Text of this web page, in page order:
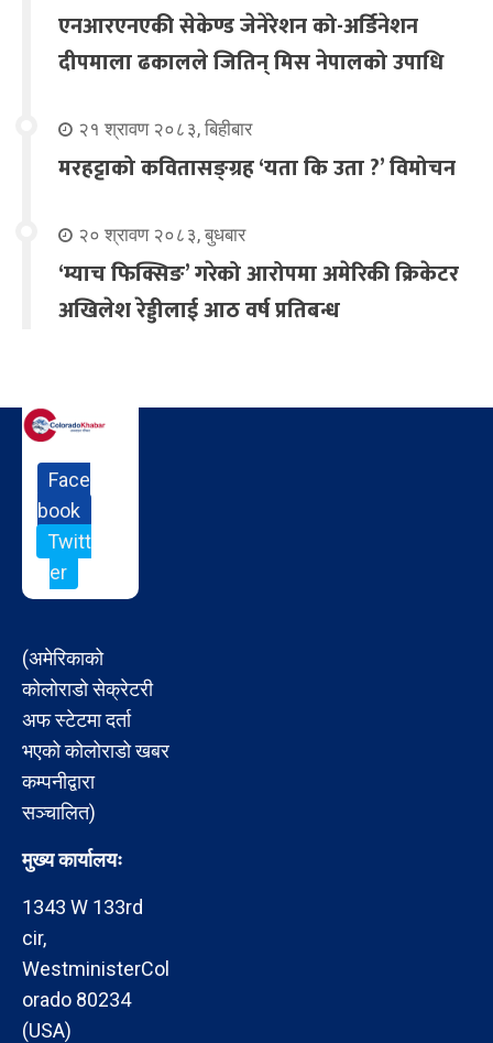
एनआरएनएकी सेकेण्ड जेनेरेशन को-अर्डिनेशन
दीपमाला ढकालले जितिन् मिस नेपालको उपाधि
२१ श्रावण २०८३, बिहीबार
मरहट्टाको कवितासङ्ग्रह ‘यता कि उता ?’ विमोचन
२० श्रावण २०८३, बुधबार
‘म्याच फिक्सिङ’ गरेको आरोपमा अमेरिकी क्रिकेटर
अखिलेश रेड्डीलाई आठ वर्ष प्रतिबन्ध
Face
book
Twitt
er
(अमेरिकाको
कोलोराडो सेक्रेटरी
अफ स्टेटमा दर्ता
भएको कोलोराडो खबर
कम्पनीद्वारा
सञ्चालित)
मुख्य कार्यालयः
1343 W 133rd
cir,
WestministerCol
orado 80234
(USA)